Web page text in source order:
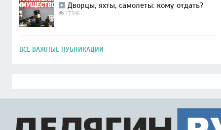
Дворцы, яхты, самолеты: кому отдать?
17346
ВСЕ ВАЖНЫЕ ПУБЛИКАЦИИ